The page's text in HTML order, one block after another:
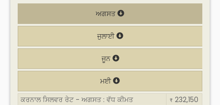
ਅਗਸਤ
ਜੁਲਾਈ
ਜੂਨ
ਮਈ
ਕਰਨਾਲ ਸਿਲਵਰ ਰੇਟ - ਅਗਸਤ : ਵੱਧ ਕੀਮਤ
₹ 232,150